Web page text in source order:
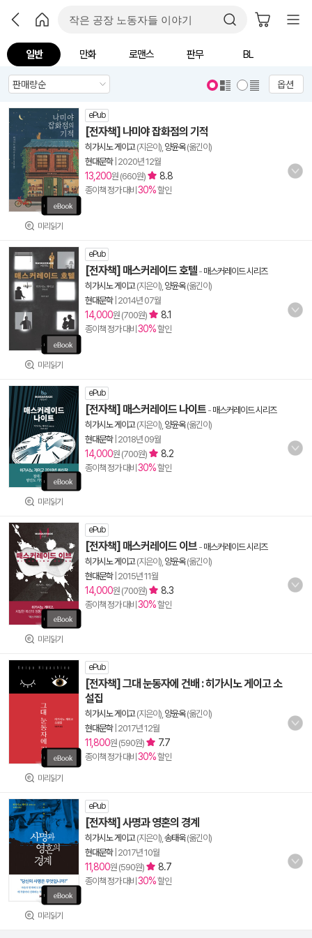
일반 만화 로맨스 판무 BL
옵션
미리읽기
ePub
[전자책] 나미야 잡화점의 기적
히가시노 게이고(지은이), 양윤옥(옮긴이)
현대문학| 2020년 12월
13,200원 (660원) 8.8
종이책 정가 대비 30%할인
미리읽기
ePub
[전자책] 매스커레이드 호텔 - 매스커레이드 시리즈
히가시노 게이고(지은이), 양윤옥(옮긴이)
현대문학| 2014년 07월
14,000원 (700원) 8.1
종이책 정가 대비 30%할인
미리읽기
ePub
[전자책] 매스커레이드 나이트 - 매스커레이드 시리즈
히가시노 게이고(지은이), 양윤옥(옮긴이)
현대문학| 2018년 09월
14,000원 (700원) 8.2
종이책 정가 대비 30%할인
미리읽기
ePub
[전자책] 매스커레이드 이브 - 매스커레이드 시리즈
히가시노 게이고(지은이), 양윤옥(옮긴이)
현대문학| 2015년 11월
14,000원 (700원) 8.3
종이책 정가 대비 30%할인
미리읽기
ePub
[전자책] 그대 눈동자에 건배 : 히가시노 게이고 소
설집
히가시노 게이고(지은이), 양윤옥(옮긴이)
현대문학| 2017년 12월
11,800원 (590원) 7.7
종이책 정가 대비 30%할인
미리읽기
ePub
[전자책] 사명과 영혼의 경계
히가시노 게이고(지은이), 송태욱(옮긴이)
현대문학| 2017년 10월
11,800원 (590원) 8.7
종이책 정가 대비 30%할인